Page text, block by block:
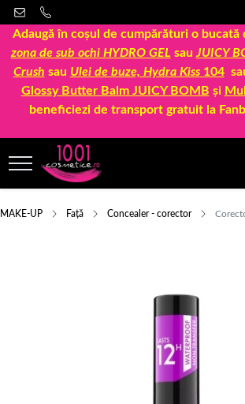
Adaugă în coșul de cumpărături o bucată
zona de sub ochi HYDRO GEL sau JUICY
Crush sau Ulei de buze, Hydra Kiss 104
Glossy Butter Balm JUICY BOMB și
beneficiezi de transport gratuit la
MAKE-UP Față Concealer - corector